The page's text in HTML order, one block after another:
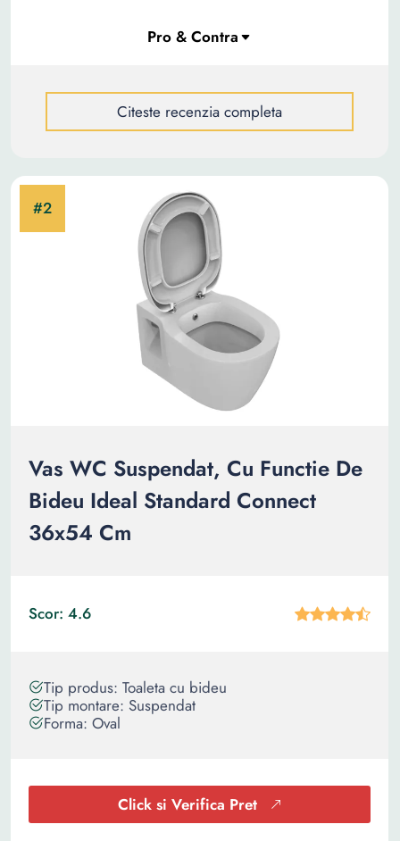
Citeste recenzia completa
Vas WC Suspendat, Cu Functie De
Bideu Ideal Standard Connect
36x54 Cm
Scor: 4.6
Tip produs: Toaleta cu bideu
Tip montare: Suspendat
Forma: Oval
Click si Verifica Pret